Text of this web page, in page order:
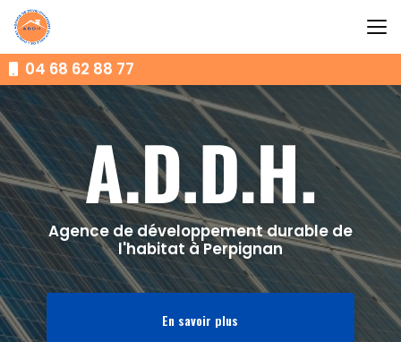
Aller
au
contenu
principal04 68 62 88 77
Agence de développement durable de
l'habitat à Perpignan
En savoir plus